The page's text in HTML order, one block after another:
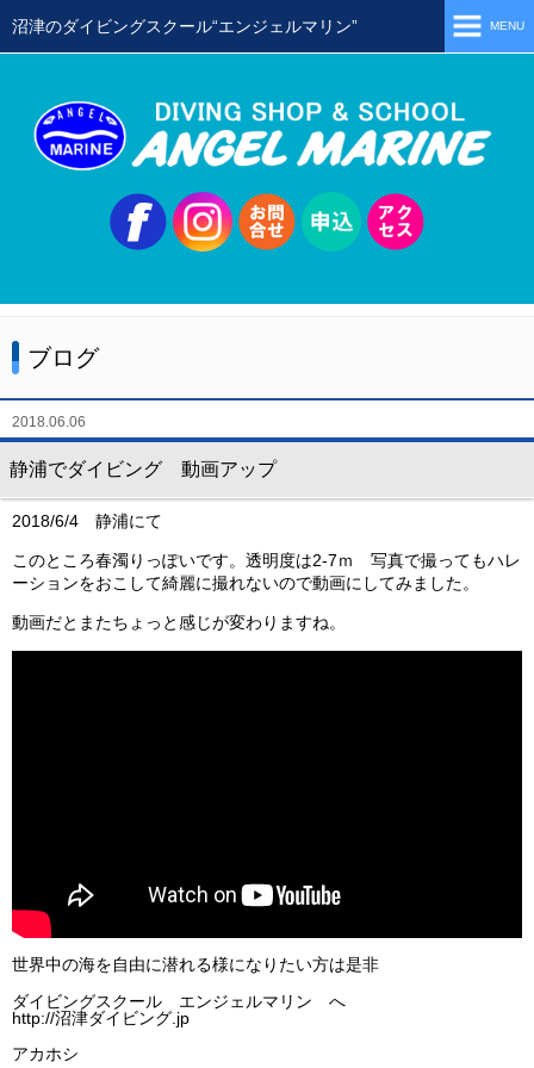
沼津のダイビングスクール“エンジェルマリン” MENU
当店の特徴
スクールメニュー
ステップアップコース
会員限定ツアー
ミニツアー
ビッグツアー
ブログ
2018.06.06
静浦でダイビング 動画アップ
2018/6/4 静浦にて
このところ春濁りっぽいです。透明度は2-7ｍ 写真で撮ってもハレ
ーションをおこして綺麗に撮れないので動画にしてみました。
動画だとまたちょっと感じが変わりますね。
世界中の海を自由に潜れる様になりたい方は是非
ダイビングスクール エンジェルマリン へ
http://沼津ダイビング.jp
アカホシ